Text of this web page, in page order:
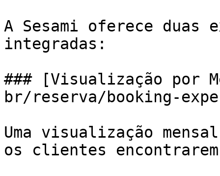
A Sesami oferece duas
integradas:
### [Visualização por
br/reserva/booking-
Uma visualização
os clientes